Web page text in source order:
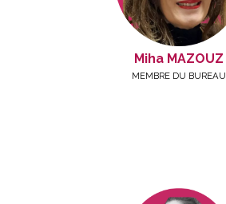
Miha MAZOUZ
MEMBRE DU BUREAU